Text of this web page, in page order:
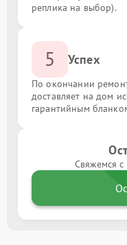
реплика на выбор).
5 Успех
По окончании
доставляет на дом
гарантийным
Свяжемся